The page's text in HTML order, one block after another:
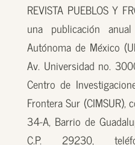
REVISTA PUEBLOS Y
una publicación
Autónoma de México
Av. Universidad no.
Centro de
Frontera Sur
34-A, Barrio de
C.P. 29230,